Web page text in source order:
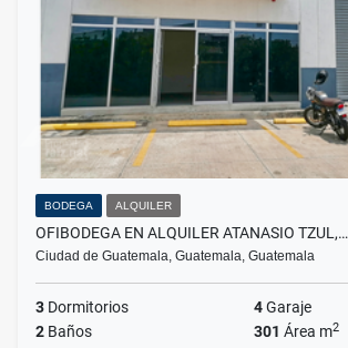
BODEGA ALQUILER
OFIBODEGA EN ALQUILER ATANASIO TZUL,…
Ciudad de Guatemala, Guatemala, Guatemala
3 Dormitorios 4Garaje
2 Baños 301 Área m2